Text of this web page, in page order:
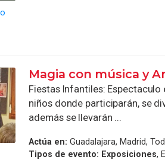
Magia con música y
Fiestas Infantiles:
niños donde participarán, se
además se llevarán ...
Actúa en: Guadalajara, Madrid,
Tipos de evento: Exposiciones,